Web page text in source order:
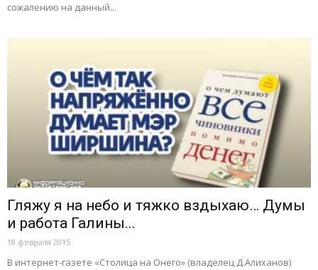
сожалению на данный...
Гляжу я на небо и тяжко вздыхаю… Думы
и работа Галины...
18 февраля 2015
В интернет-газете «Столица на Онего» (владелец Д.Алиханов)